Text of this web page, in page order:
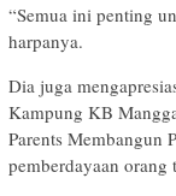
“Semua ini penting
harpanya.
Dia juga
Kampung KB
Parents Membangun
pemberdayaan orang